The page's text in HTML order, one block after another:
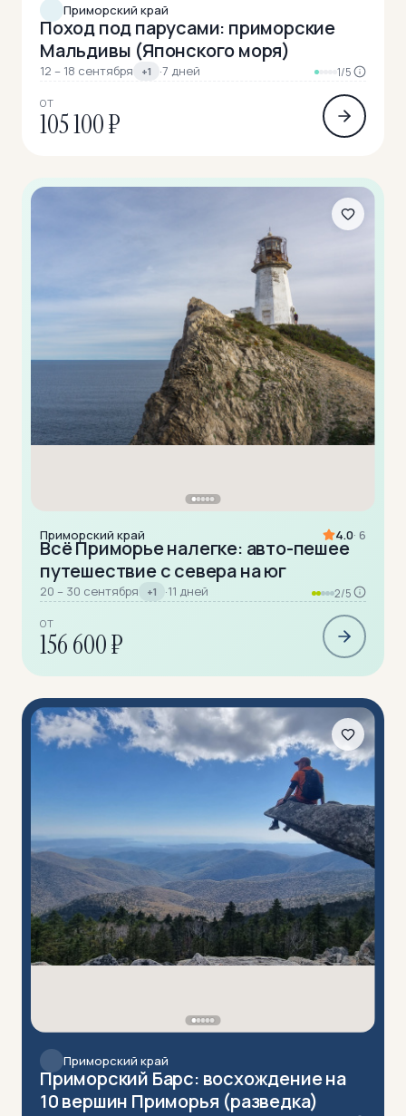
Приморский край
Поход под парусами: приморские
Мальдивы (Японского моря)
12 – 18 сентября +1 ·7 дней 1/5
ОТ
105 100 ₽
Приморский край 4.0· 6
Всё Приморье налегке: авто-пешее
путешествие с севера на юг
20 – 30 сентября +1 ·11 дней 2/5
ОТ
156 600 ₽
Приморский край
Приморский Барс: восхождение на
10 вершин Приморья (разведка)